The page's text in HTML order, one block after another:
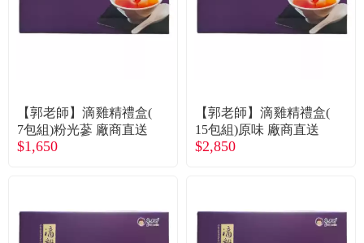
名人嚴選
關於我們
【郭老師】滴雞精禮盒(
7包組)粉光蔘 廠商直送
$1,650
【郭老師】滴雞精禮盒(
15包組)原味 廠商直送
$2,850